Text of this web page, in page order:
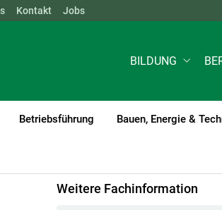
Kontakt Jobs
BILDUNG
Betriebsführung Bauen, Energie &
Weitere Fachinformation